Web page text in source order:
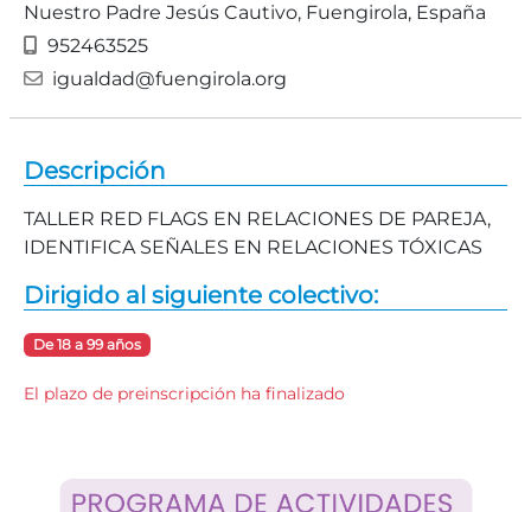
Nuestro Padre Jesús Cautivo, Fuengirola, España
952463525
igualdad@fuengirola.org
Descripción
TALLER RED FLAGS EN RELACIONES DE PAREJA,
IDENTIFICA SEÑALES EN RELACIONES TÓXICAS
Dirigido al siguiente colectivo:
De 18 a 99 años
El plazo de preinscripción ha finalizado